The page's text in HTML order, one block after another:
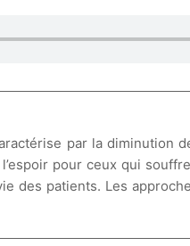
par la diminution
pour ceux qui
des patients. Les